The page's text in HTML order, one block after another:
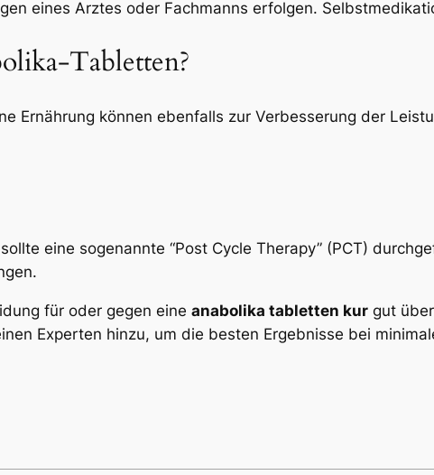
eines Arztes oder Fachmanns erfolgen.
Tabletten?
Ernährung können ebenfalls zur Verbesserung der
sollte eine sogenannte “Post Cycle Therapy” (PCT)
für oder gegen eine anabolika tabletten kur gut
Experten hinzu, um die besten Ergebnisse bei